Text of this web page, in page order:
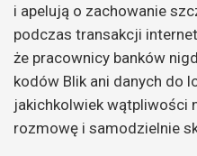
i apelują o zachowanie
podczas transakcji
że pracownicy banków
kodów Blik ani danych do
jakichkolwiek wątpliwości
rozmowę i samodzielnie